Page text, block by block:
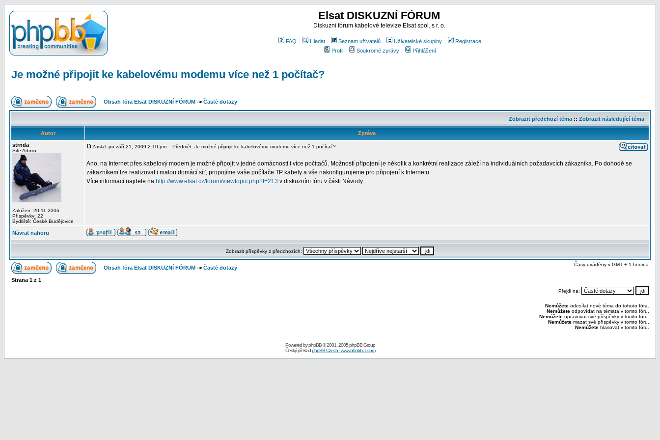
Elsat DISKUZNÍ FÓRUM
Diskuzní fórum kabelové televize Elsat spol. s r. o.
FAQ Hledat Seznam uživatelů Uživatelské skupiny
Registrace
Profil
Soukromé zprávy Přihlášení
Je možné připojit ke kabelovému modemu více než 1 počítač?
Obsah fóra Elsat DISKUZNÍ FÓRUM -> Časté dotazy
Zobrazit předchozí téma :: Zobrazit následující téma
Autor
Zpráva
strnda
Site Admin
Založen: 20.11.2006
Příspěvky: 22
Bydliště: České Budějovice
Zaslal: po září 21, 2009 2:10 pm Předmět: Je možné připojit ke kabelovému modemu více než 1 počítač?
Ano, na Internet přes kabelový modem je možné připojit v jedné domácnosti i více počítačů. Možností připojení je několik a konkrétní realizace záleží na individuálních požadavcích zákazníka. Po dohodě se
zákazníkem lze realizovat i malou domácí síť, propojíme vaše počítače TP kabely a vše nakonfigurujeme pro připojení k Internetu.
Více informací najdete na http://www.elsat.cz/forum/viewtopic.php?t=213 v diskuzním fóru v části Návody.
Návrat nahoru
Zobrazit příspěvky z předchozích:
Obsah fóra Elsat DISKUZNÍ FÓRUM -> Časté dotazy
Časy uváděny v GMT + 1 hodina
Strana 1 z 1
Přejdi na:
Nemůžete odesílat nové téma do tohoto fóra.
Nemůžete odpovídat na témata v tomto fóru.
Nemůžete upravovat své příspěvky v tomto fóru.
Nemůžete mazat své příspěvky v tomto fóru.
Nemůžete hlasovat v tomto fóru.
Powered byphpBB© 2001, 2005 phpBB Group
Český překladphpBB Czech - www.phpbbcz.com